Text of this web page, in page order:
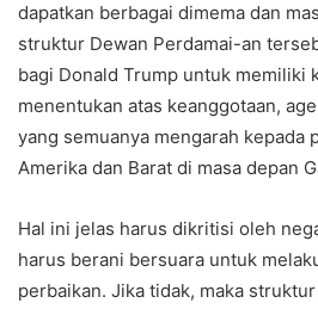
dapatkan berbagai dimema dan
struktur Dewan Perdamai-an
bagi Donald Trump untuk memiliki
menentukan atas keanggotaan,
yang semuanya mengarah kepada
Amerika dan Barat di masa depan
Hal ini jelas harus dikritisi oleh
harus berani bersuara untuk
perbaikan. Jika tidak, maka